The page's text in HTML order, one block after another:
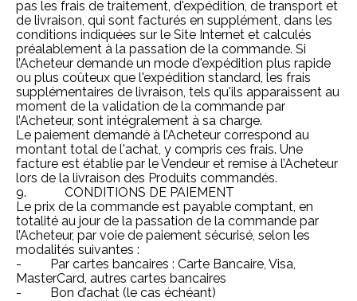
pas les frais de traitement, d'expédition, de transport et
de livraison, qui sont facturés en supplément, dans les
conditions indiquées sur le Site Internet et calculés
préalablement à la passation de la commande. Si
l’Acheteur demande un mode d'expédition plus rapide
ou plus coûteux que l'expédition standard, les frais
supplémentaires de livraison, tels qu'ils apparaissent au
moment de la validation de la commande par
l’Acheteur, sont intégralement à sa charge.
Le paiement demandé à l’Acheteur correspond au
montant total de l'achat, y compris ces frais. Une
facture est établie par le Vendeur et remise à l’Acheteur
lors de la livraison des Produits commandés.
9. CONDITIONS DE PAIEMENT
Le prix de la commande est payable comptant, en
totalité au jour de la passation de la commande par
l’Acheteur, par voie de paiement sécurisé, selon les
modalités suivantes :
- Par cartes bancaires : Carte Bancaire, Visa,
MasterCard, autres cartes bancaires
- Bon d’achat (le cas échéant)